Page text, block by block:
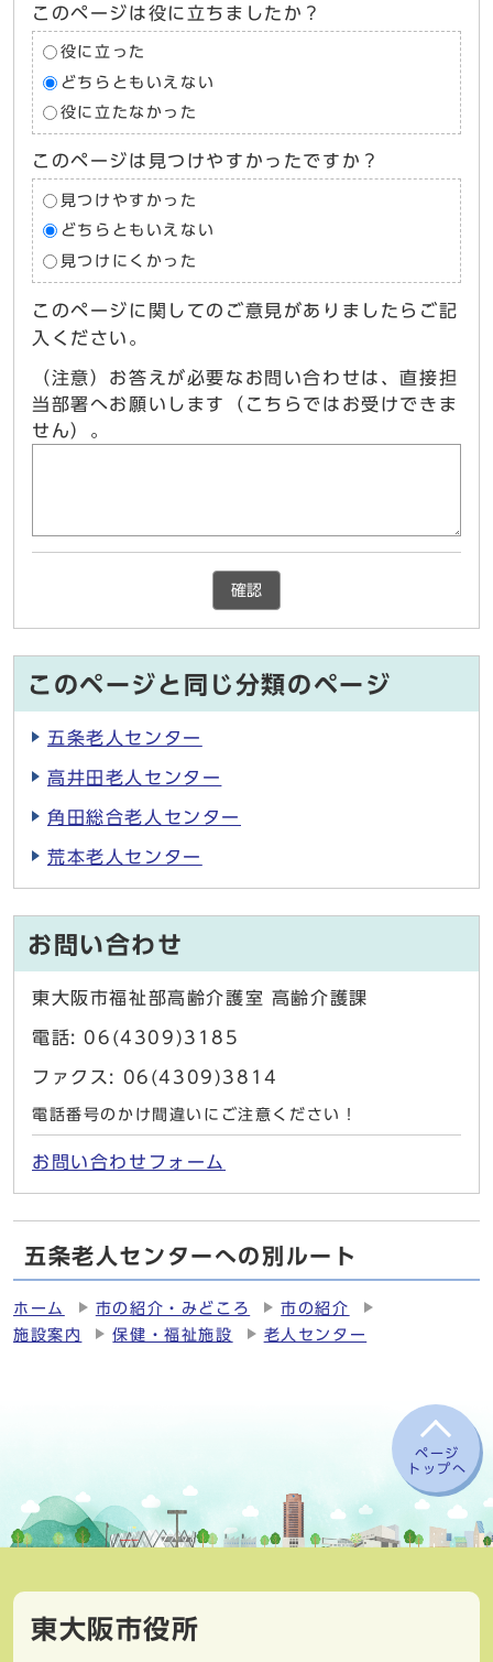
このページは役に立ちましたか？
役に立った
どちらともいえない
役に立たなかった
このページは見つけやすかったですか？
見つけやすかった
どちらともいえない
見つけにくかった
このページに関してのご意見がありましたらご記
入ください。
（注意）お答えが必要なお問い合わせは、直接担
当部署へお願いします（こちらではお受けできま
せん）。
確認
このページと同じ分類のページ
五条老人センター
高井田老人センター
角田総合老人センター
荒本老人センター
お問い合わせ
東大阪市福祉部高齢介護室 高齢介護課
電話: 06(4309)3185
ファクス: 06(4309)3814
電話番号のかけ間違いにご注意ください！
お問い合わせフォーム
五条老人センターへの別ルート
ホーム 市の紹介・みどころ
市の紹介
施設案内
保健・福祉施設 老人センター
ページ
トップへ
東大阪市役所